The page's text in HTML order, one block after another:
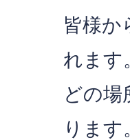
皆様か
れます
どの場
ります